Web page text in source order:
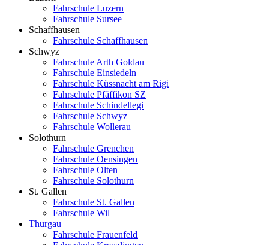
Fahrschule Luzern
Fahrschule Sursee
Schaffhausen
Fahrschule Schaffhausen
Schwyz
Fahrschule Arth Goldau
Fahrschule Einsiedeln
Fahrschule Küssnacht am Rigi
Fahrschule Pfäffikon SZ
Fahrschule Schindellegi
Fahrschule Schwyz
Fahrschule Wollerau
Solothurn
Fahrschule Grenchen
Fahrschule Oensingen
Fahrschule Olten
Fahrschule Solothurn
St. Gallen
Fahrschule St. Gallen
Fahrschule Wil
Thurgau
Fahrschule Frauenfeld